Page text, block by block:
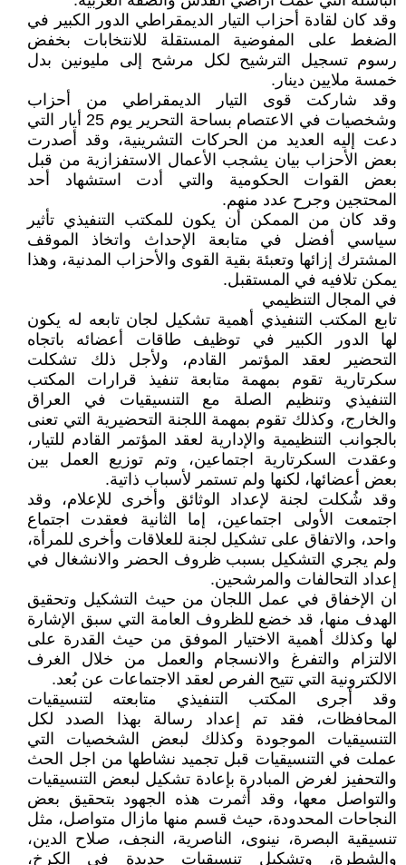
وقد كان لقادة أحزاب التيار الديمقراطي الدور الكبير في
الضغط على المفوضية المستقلة للانتخابات بخفض
رسوم تسجيل الترشيح لكل مرشح إلى مليونين بدل
خمسة ملايين دينار.
وقد شاركت قوى التيار الديمقراطي من أحزاب
وشخصيات في الاعتصام بساحة التحرير يوم 25 أيار التي
دعت إليه العديد من الحركات التشرينية، وقد أصدرت
بعض الأحزاب بيان يشجب الأعمال الاستفزازية من قبل
بعض القوات الحكومية والتي أدت استشهاد أحد
المحتجين وجرح عدد منهم.
وقد كان من الممكن أن يكون للمكتب التنفيذي تأثير
سياسي أفضل في متابعة الإحداث واتخاذ الموقف
المشترك إزائها وتعبئة بقية القوى والأحزاب المدنية، وهذا
يمكن تلافيه في المستقبل.
في المجال التنظيمي
تابع المكتب التنفيذي أهمية تشكيل لجان تابعه له يكون
لها الدور الكبير في توظيف طاقات أعضائه باتجاه
التحضير لعقد المؤتمر القادم، ولأجل ذلك تشكلت
سكرتارية تقوم بمهمة متابعة تنفيذ قرارات المكتب
التنفيذي وتنظيم الصلة مع التنسيقيات في العراق
والخارج، وكذلك تقوم بمهمة اللجنة التحضيرية التي تعنى
بالجوانب التنظيمية والإدارية لعقد المؤتمر القادم للتيار،
وعقدت السكرتارية اجتماعين، وتم توزيع العمل بين
بعض أعضائها، لكنها ولم تستمر لأسباب ذاتية.
وقد شُكلت لجنة لإعداد الوثائق وأخرى للإعلام، وقد
اجتمعت الأولى اجتماعين، إما الثانية فعقدت اجتماع
واحد، والاتفاق على تشكيل لجنة للعلاقات وأخرى للمرأة،
ولم يجري التشكيل بسبب ظروف الحضر والانشغال في
إعداد التحالفات والمرشحين.
ان الإخفاق في عمل اللجان من حيث التشكيل وتحقيق
الهدف منها، قد خضع للظروف العامة التي سبق الإشارة
لها وكذلك أهمية الاختيار الموفق من حيث القدرة على
الالتزام والتفرغ والانسجام والعمل من خلال الغرف
الالكترونية التي تتيح الفرص لعقد الاجتماعات عن بُعد.
وقد أجرى المكتب التنفيذي متابعته لتنسيقيات
المحافظات، فقد تم إعداد رسالة بهذا الصدد لكل
التنسيقيات الموجودة وكذلك لبعض الشخصيات التي
عملت في التنسيقيات قبل تجميد نشاطها من اجل الحث
والتحفيز لغرض المبادرة بإعادة تشكيل لبعض التنسيقيات
والتواصل معها، وقد أثمرت هذه الجهود بتحقيق بعض
النجاحات المحدودة، حيث قسم منها مازال متواصل، مثل
تنسيقية البصرة، نينوى، الناصرية، النجف، صلاح الدين،
والشطرة، وتشكيل تنسيقيات جديدة في الكرخ،